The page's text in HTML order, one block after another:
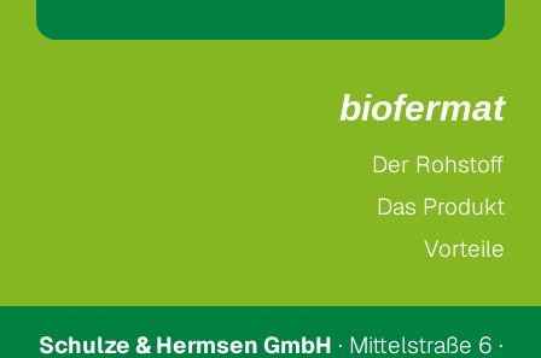
biofermat
Der Rohstoff
Das Produkt
Vorteile
Schulze & Hermsen GmbH · Mittelstraße 6 ·